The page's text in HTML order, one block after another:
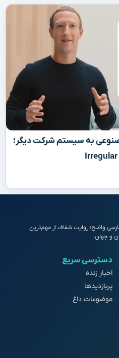
به سیستم شرکت دیگر؛
واضح؛ روایت شفاف از مهم‌ترین
و جهان.
دسترسی سریع
اخبار زنده
پربازدیدها
موضوعات داغ